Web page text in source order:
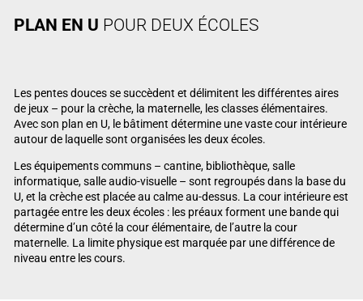
PLAN EN U POUR DEUX ÉCOLES
Les pentes douces se succèdent et délimitent les différentes aires
de jeux – pour la crèche, la maternelle, les classes élémentaires.
Avec son plan en U, le bâtiment détermine une vaste cour intérieure
autour de laquelle sont organisées les deux écoles.
Les équipements communs – cantine, bibliothèque, salle
informatique, salle audio-visuelle – sont regroupés dans la base du
U, et la crèche est placée au calme au-dessus. La cour intérieure est
partagée entre les deux écoles : les préaux forment une bande qui
détermine d’un côté la cour élémentaire, de l’autre la cour
maternelle. La limite physique est marquée par une différence de
niveau entre les cours.